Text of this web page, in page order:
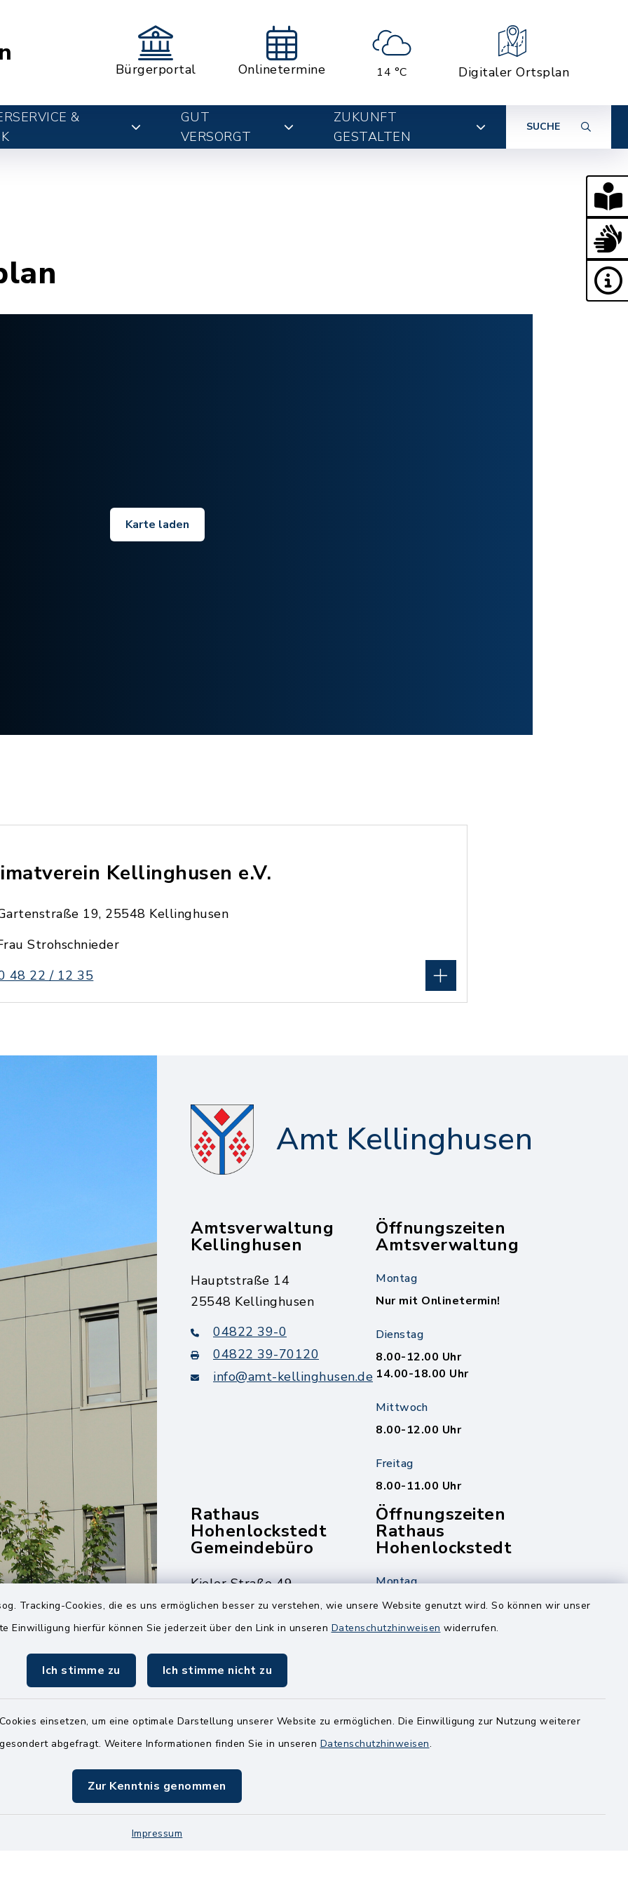
Tracking-Cookies, die es uns ermöglichen besser zu verstehen, wie unsere Website genutzt wird. So können wir unser
Einwilligung hierfür können Sie jederzeit über den Link in unseren Datenschutzhinweisen widerrufen.
Ich stimme zu Ich stimme nicht zu
einsetzen, um eine optimale Darstellung unserer Website zu ermöglichen. Die Einwilligung zur Nutzung weiterer
abgefragt. Weitere Informationen finden Sie in unseren Datenschutzhinweisen.
Zur Kenntnis genommen
Impressum
Bürgerportal Onlinetermine 14 °C Digitaler Ortsplan
&
GUT
VERSORGT
ZUKUNFT
GESTALTEN
SUCHE
Karte laden
Kellinghusen e.V.
19, 25548 Kellinghusen
Strohschnieder
48 22 / 12 35
Amt Kellinghusen
Amtsverwaltung
Kellinghusen
Hauptstraße 14
25548 Kellinghusen
04822 39-0
04822 39-70120
info@amt-kellinghusen.de
Öffnungszeiten
Amtsverwaltung
Montag
Nur mit Onlinetermin!
Dienstag
8.00-12.00 Uhr
14.00-18.00 Uhr
Mittwoch
8.00-12.00 Uhr
Freitag
8.00-11.00 Uhr
Rathaus
Hohenlockstedt
Gemeindebüro
Kieler Straße 49
25551 Hohenlockstedt
04826 30-0
04826 30-15
info@amt-kellinghusen.de
Öffnungszeiten
Rathaus
Hohenlockstedt
Montag
Nur mit Onlinetermin!
Dienstag